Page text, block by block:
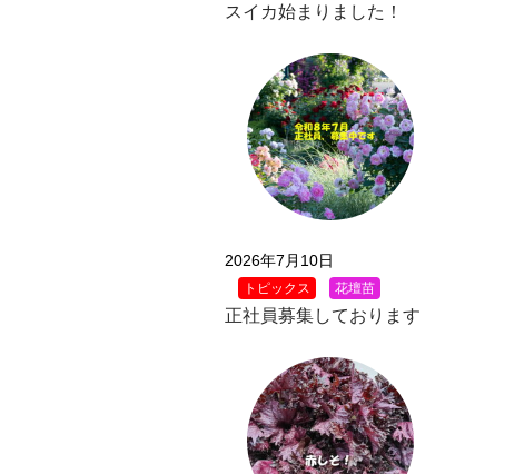
スイカ始まりました！
2026年7月10日
トピックス 花壇苗
正社員募集しております